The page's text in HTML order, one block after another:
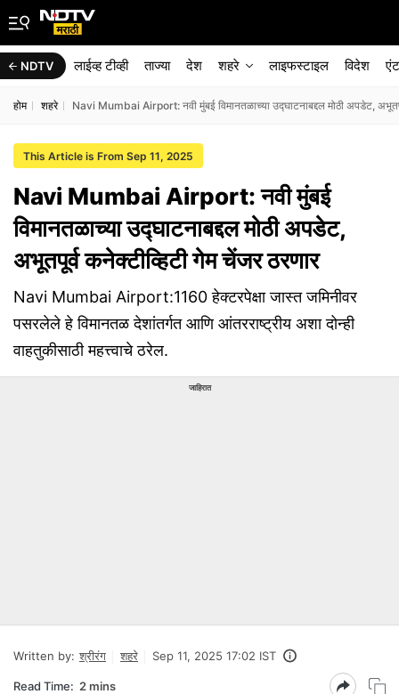
NDTV लाईव्ह टीव्ही ताज्या देश शहरे लाइफस्टाइल विदेश
होम शहरे Navi Mumbai Airport: नवी मुंबई विमानतळाच्या उद्घाटनाबद्दल मोठी अपडेट,
This Article is From Sep 11, 2025
Navi Mumbai Airport: नवी मुंबई
विमानतळाच्या उद्घाटनाबद्दल मोठी अपडेट,
अभूतपूर्व कनेक्टीव्हिटी गेम चेंजर ठरणार
Navi Mumbai Airport:1160 हेक्टरपेक्षा जास्त जमिनीवर
पसरलेले हे विमानतळ देशांतर्गत आणि आंतरराष्ट्रीय अशा दोन्ही
वाहतुकीसाठी महत्त्वाचे ठरेल.
जाहिरात
Written by: श्रीरंग शहरे Sep 11, 2025 17:02 IST
Read Time: 2 mins